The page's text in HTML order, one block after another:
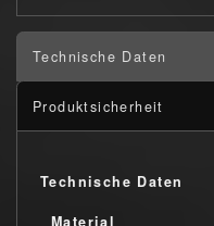
Technische Daten
Produktsicherheit
Technische Daten
Material